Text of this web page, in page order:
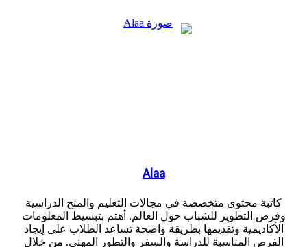
محتوى متخصصة في مجالات التعليم والمنح الدراسية
التطوير للشباب حول العالم. أهتم بتبسيط المعلومات
وتقديمها بطريقة واضحة تساعد الطلاب على إيجاد
المناسبة للدراسة والسفر والتطور المهني. من خلال